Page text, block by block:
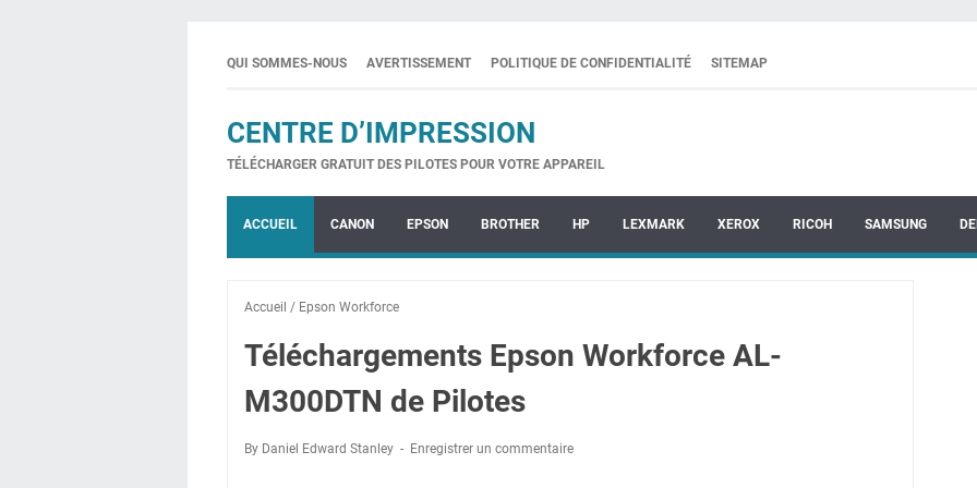
QUI SOMMES-NOUS AVERTISSEMENT POLITIQUE DE CONFIDENTIALITÉ SITEMAP
CENTRE D’IMPRESSION
TÉLÉCHARGER GRATUIT DES PILOTES POUR VOTRE APPAREIL
ACCUEIL CANON EPSON BROTHER HP LEXMARK XEROX RICOH SAMSUNG
Accueil / Epson Workforce
Téléchargements Epson Workforce AL-
M300DTN de Pilotes
By Daniel Edward Stanley Enregistrer un commentaire